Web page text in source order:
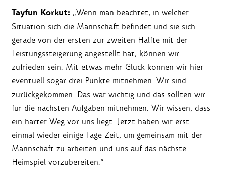
Tayfun Korkut: „Wenn man beachtet, in welcher
Situation sich die Mannschaft befindet und sie sich
gerade von der ersten zur zweiten Hälfte mit der
Leistungssteigerung angestellt hat, können wir
zufrieden sein. Mit etwas mehr Glück können wir hier
eventuell sogar drei Punkte mitnehmen. Wir sind
zurückgekommen. Das war wichtig und das sollten wir
für die nächsten Aufgaben mitnehmen. Wir wissen, dass
ein harter Weg vor uns liegt. Jetzt haben wir erst
einmal wieder einige Tage Zeit, um gemeinsam mit der
Mannschaft zu arbeiten und uns auf das nächste
Heimspiel vorzubereiten.“